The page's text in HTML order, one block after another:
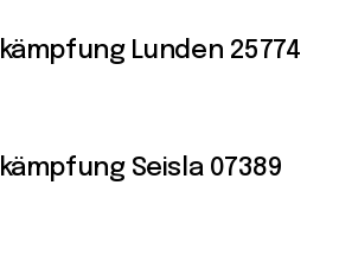
Lunden 25774
Seisla 07389